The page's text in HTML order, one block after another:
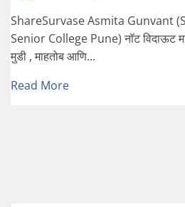
ShareSurvase Asmita Gunvant
Senior College Pune) नॉट विदाऊट
मुडी , माहतोब आणि...
Read More